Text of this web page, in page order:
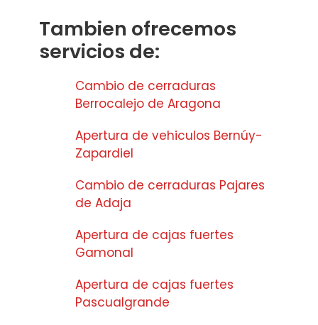
Tambien ofrecemos
servicios de:
Cambio de cerraduras
Berrocalejo de Aragona
Apertura de vehiculos Bernúy-
Zapardiel
Cambio de cerraduras Pajares
de Adaja
Apertura de cajas fuertes
Gamonal
Apertura de cajas fuertes
Pascualgrande